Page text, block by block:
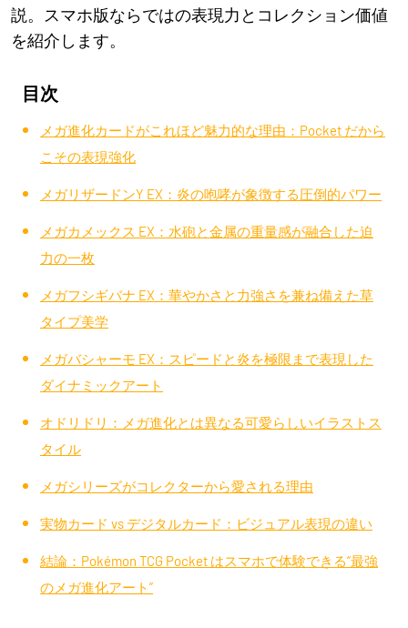
説。スマホ版ならではの表現力とコレクション価値
を紹介します。
目次
メガ進化カードがこれほど魅力的な理由：Pocket だから
こその表現強化
メガリザードンY EX：炎の咆哮が象徴する圧倒的パワー
メガカメックス EX：水砲と金属の重量感が融合した迫
力の一枚
メガフシギバナ EX：華やかさと力強さを兼ね備えた草
タイプ美学
メガバシャーモ EX：スピードと炎を極限まで表現した
ダイナミックアート
オドリドリ：メガ進化とは異なる可愛らしいイラストス
タイル
メガシリーズがコレクターから愛される理由
実物カード vs デジタルカード：ビジュアル表現の違い
結論：Pokémon TCG Pocket はスマホで体験できる“最強
のメガ進化アート”